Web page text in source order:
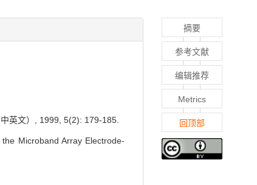
英文）, 1999, 5(2): 179-185.
Microband Array Electrode-
摘要
参考文献
编辑推荐
Metrics
回顶部